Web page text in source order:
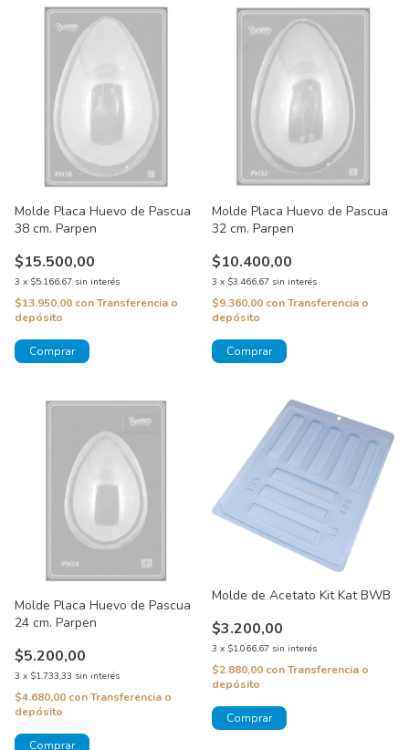
Molde Placa Huevo de Pascua
38 cm. Parpen
$15.500,00
3 x $5.166,67 sin interés
$13.950,00 conTransferencia o
depósito
Molde Placa Huevo de Pascua
32 cm. Parpen
$10.400,00
3 x $3.466,67 sin interés
$9.360,00 conTransferencia o
depósito
Molde Placa Huevo de Pascua
24 cm. Parpen
$5.200,00
3 x $1.733,33 sin interés
$4.680,00 conTransferencia o
depósito
Molde de Acetato Kit Kat BWB
$3.200,00
3 x $1.066,67 sin interés
$2.880,00 conTransferencia o
depósito